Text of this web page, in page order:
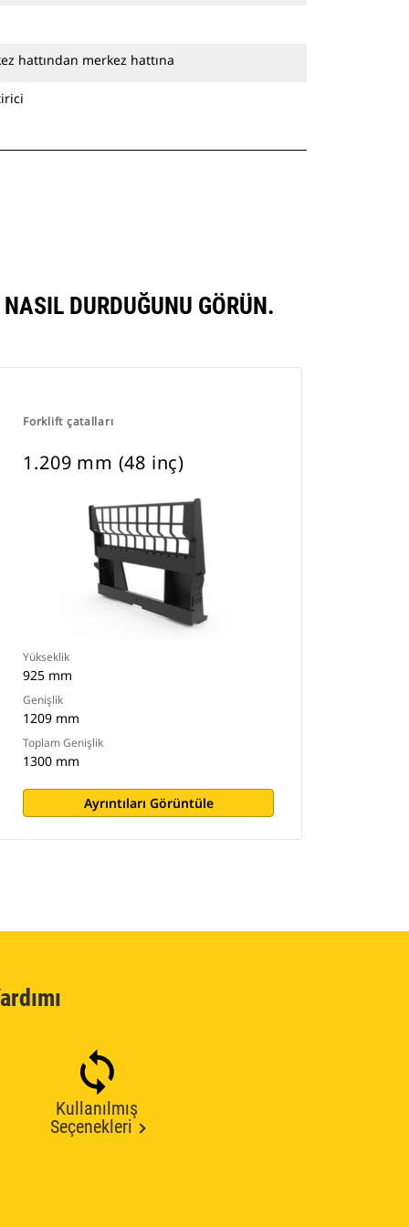
hattından merkez hattına
DURDUĞUNU GÖRÜN.
Forklift çatalları
1.209 mm (48 inç)
Yükseklik
925 mm
Genişlik
1209 mm
Toplam Genişlik
1300 mm
Ayrıntıları Görüntüle
Kullanılmış
Seçenekleri